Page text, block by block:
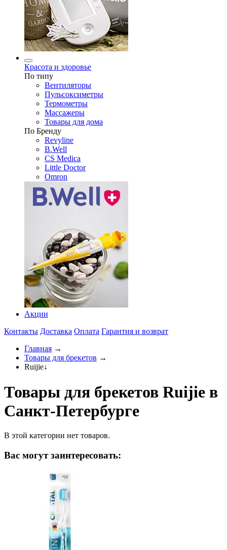
Красота и здоровье
По типу
Вентиляторы
Пульсоксиметры
Термометры
Массажеры
Товары для дома
По Бренду
Revyline
B.Well
CS Medica
Little Doctor
Omron
Акции
Контакты Доставка Оплата Гарантия и возврат
Главная →
Товары для брекетов →
Ruijie↓
Товары для брекетов Ruijie в
Санкт-Петербурге
В этой категории нет товаров.
Вас могут заинтересовать: